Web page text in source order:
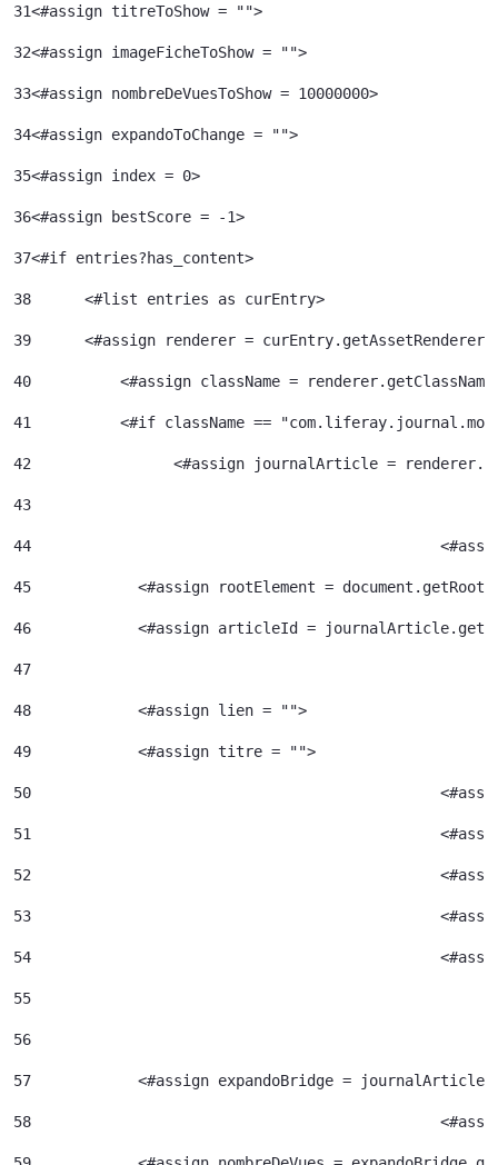
31<#assign titreToShow = "">
32
33
34<#assign expandoToChange = "">
35
36<#assign bestScore = -1>
37<#if entries?has_content>
38
	<#list entries as curEntry>
39
<#assign renderer =
40
<#assign className =
41
<#if className ==
42
<#assign journalArticle =
43
44
45
<#assign rootElement =
46
<#assign articleId =
47
48
            <#assign lien = "">
49
            <#assign titre = "">
50
51
52
53
54
55
56
57
<#assign expandoBridge =
58